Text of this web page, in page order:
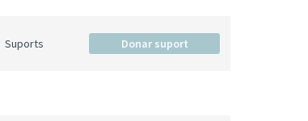
Suports Donar suport